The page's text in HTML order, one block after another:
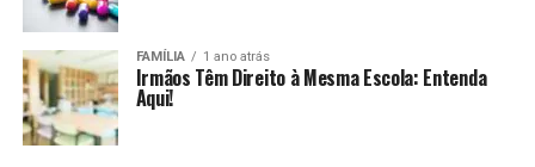
FAMÍLIA 1 ano atrás
Irmãos Têm Direito à Mesma Escola: Entenda
Aqui!